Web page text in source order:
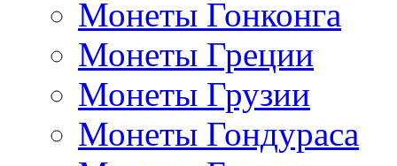
Монеты Гонконга
Монеты Греции
Монеты Грузии
Монеты Гондураса